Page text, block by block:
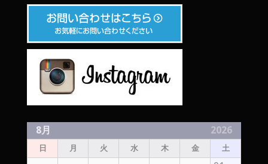
8月 2026
日 月 火 水 木 金 土